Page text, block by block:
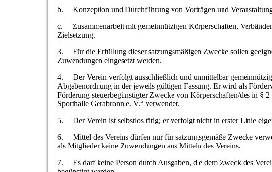
b. Konzeption und Durchführung von Vorträgen und
c. Zusammenarbeit mit gemeinnützigen Körperschaften,
Zielsetzung.
3. Für die Erfüllung dieser satzungsmäßigen Zwecke sollen
Zuwendungen eingesetzt werden.
4. Der Verein verfolgt ausschließlich und unmittelbar
Abgabenordnung in der jeweils gültigen Fassung. Er wird als
Förderung steuerbegünstigter Zwecke von Körperschaften/des in §
Sporthalle Gerabronn e. V.“ verwendet.
5. Der Verein ist selbstlos tätig; er verfolgt nicht in erster Linie
6. Mittel des Vereins dürfen nur für satzungsgemäße Zwecke
als Mitglieder keine Zuwendungen aus Mitteln des Vereins.
7. Es darf keine Person durch Ausgaben, die dem Zweck des